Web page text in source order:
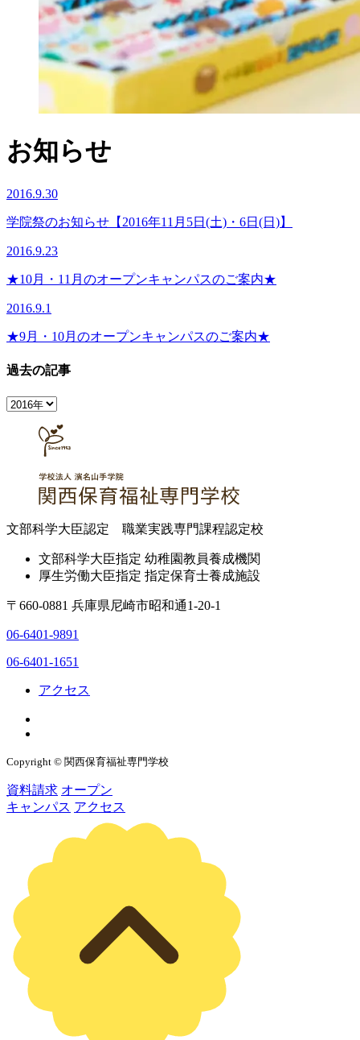
お知らせ
2016.9.30
学院祭のお知らせ【2016年11月5日(土)・6日(日)】
2016.9.23
★10月・11月のオープンキャンパスのご案内★
2016.9.1
★9月・10月のオープンキャンパスのご案内★
過去の記事
文部科学大臣認定 職業実践専門課程認定校
文部科学大臣指定 幼稚園教員養成機関
厚生労働大臣指定 指定保育士養成施設
〒660-0881 兵庫県尼崎市昭和通1-20-1
06-6401-9891
06-6401-1651
アクセス
Copyright © 関西保育福祉専門学校
資料請求 オープン
キャンパス アクセス